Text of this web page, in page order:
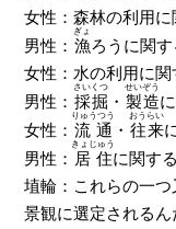
女性：森林の利用
男性： 漁
ぎょ
ろうに関
女性：水の利用に
男性： 採掘
さいくつ
・ 製造
せいぞう
女性： 流通
りゅうつう
・ 往来
おうらい
男性： 居住
きょじゅう
に関す
埴輪：これらの一
景観に選定されるん